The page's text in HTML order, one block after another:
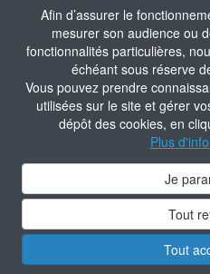
Afin d’assurer le
mesurer son audience ou
fonctionnalités particulières,
échéant sous réserve
Vous pouvez prendre
utilisées sur le site et gérer
dépôt des cookies, en
Plus
Je
Tout
Tout